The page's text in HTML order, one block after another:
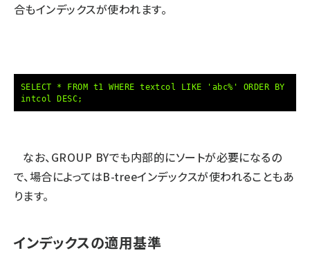
合もインデックスが使われます。
SELECT * FROM t1 WHERE textcol LIKE 'abc%' ORDER BY
intcol DESC;
なお、GROUP BYでも内部的にソートが必要になるの
で、場合によってはB-treeインデックスが使われることもあ
ります。
インデックスの適用基準